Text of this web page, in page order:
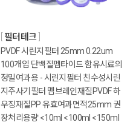
필터테크
PVDF 시린지필터 25mm 0.22um
100개입 단백질펩타이드 함유시료의
정밀여과용 - 시린지필터 친수성시린
지주사기필터 멤브레인재질PVDF 하
우징재질PP 유효여과면적25mm 권
장처리용량 <10ml <100ml <150ml